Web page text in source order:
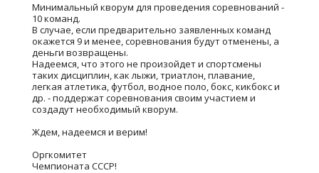
Минимальный кворум для проведения соревнований -
10 команд.
В случае, если предварительно заявленных команд
окажется 9 и менее, соревнования будут отменены, а
деньги возвращены.
Надеемся, что этого не произойдет и спортсмены
таких дисциплин, как лыжи, триатлон, плавание,
легкая атлетика, футбол, водное поло, бокс, кикбокс и
др. - поддержат соревнования своим участием и
создадут необходимый кворум.
Ждем, надеемся и верим!
Оргкомитет
Чемпионата СССР!